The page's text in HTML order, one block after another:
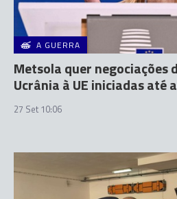
A GUERRA
Metsola quer negociações
Ucrânia à UE iniciadas até
27 Set 10:06